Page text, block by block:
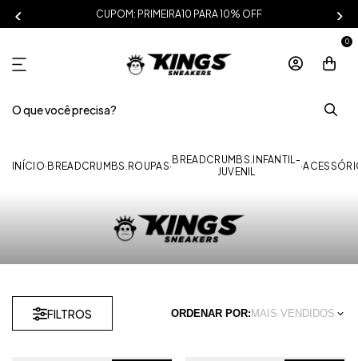
CUPOM: PRIMEIRA10 PARA 10% OFF
0
INÍCIO·BREADCRUMBS.ROUPAS· BREADCRUMBS.INFANTIL-
JUVENIL
·
FILTROS ORDENAR POR: MAIS VENDIDOS